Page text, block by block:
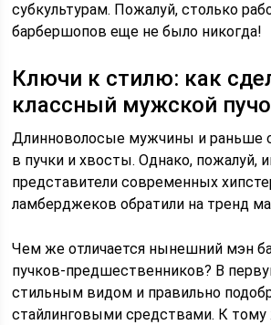
субкультурам. Пожалуй, столько
барбершопов еще не было никогда!
Ключи к стилю: как
классный мужской
Длинноволосые мужчины и раньше
в пучки и хвосты. Однако, пожалуй,
представители современных
ламберджеков обратили на тренд
Чем же отличается нынешний мэн
пучков-предшественников? В
стильным видом и правильно
стайлинговыми средствами. К тому